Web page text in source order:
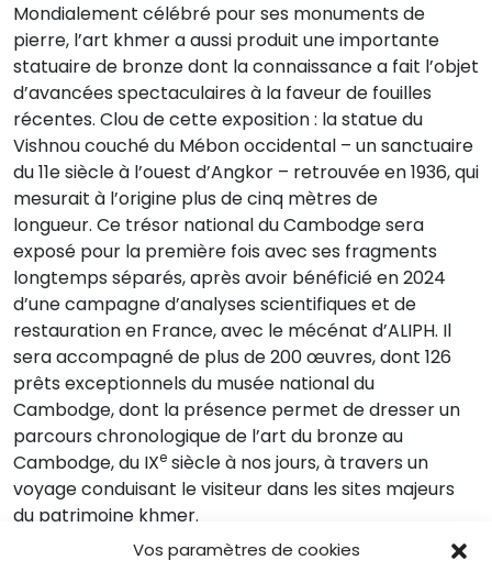
Vos paramètres de cookies
Mondialement célébré pour ses monuments de
pierre, l’art khmer a aussi produit une importante
statuaire de bronze dont la connaissance a fait l’objet
d’avancées spectaculaires à la faveur de fouilles
récentes. Clou de cette exposition : la statue du
Vishnou couché du Mébon occidental – un sanctuaire
du 11e siècle à l’ouest d’Angkor – retrouvée en 1936, qui
mesurait à l’origine plus de cinq mètres de
longueur. Ce trésor national du Cambodge sera
exposé pour la première fois avec ses fragments
longtemps séparés, après avoir bénéficié en 2024
d’une campagne d’analyses scientifiques et de
restauration en France, avec le mécénat d’ALIPH. Il
sera accompagné de plus de 200 œuvres, dont 126
prêts exceptionnels du musée national du
Cambodge, dont la présence permet de dresser un
parcours chronologique de l’art du bronze au
Cambodge, du IXe siècle à nos jours, à travers un
voyage conduisant le visiteur dans les sites majeurs
du patrimoine khmer.